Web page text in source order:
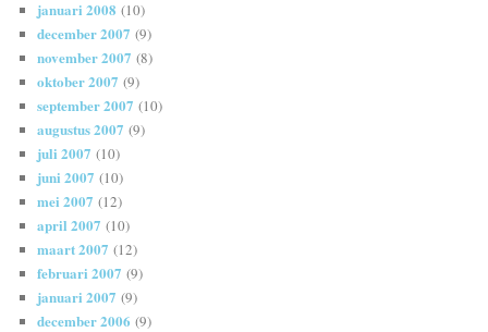
januari 2008 (10)
december 2007 (9)
november 2007 (8)
oktober 2007 (9)
september 2007 (10)
augustus 2007 (9)
juli 2007 (10)
juni 2007 (10)
mei 2007 (12)
april 2007 (10)
maart 2007 (12)
februari 2007 (9)
januari 2007 (9)
december 2006 (9)